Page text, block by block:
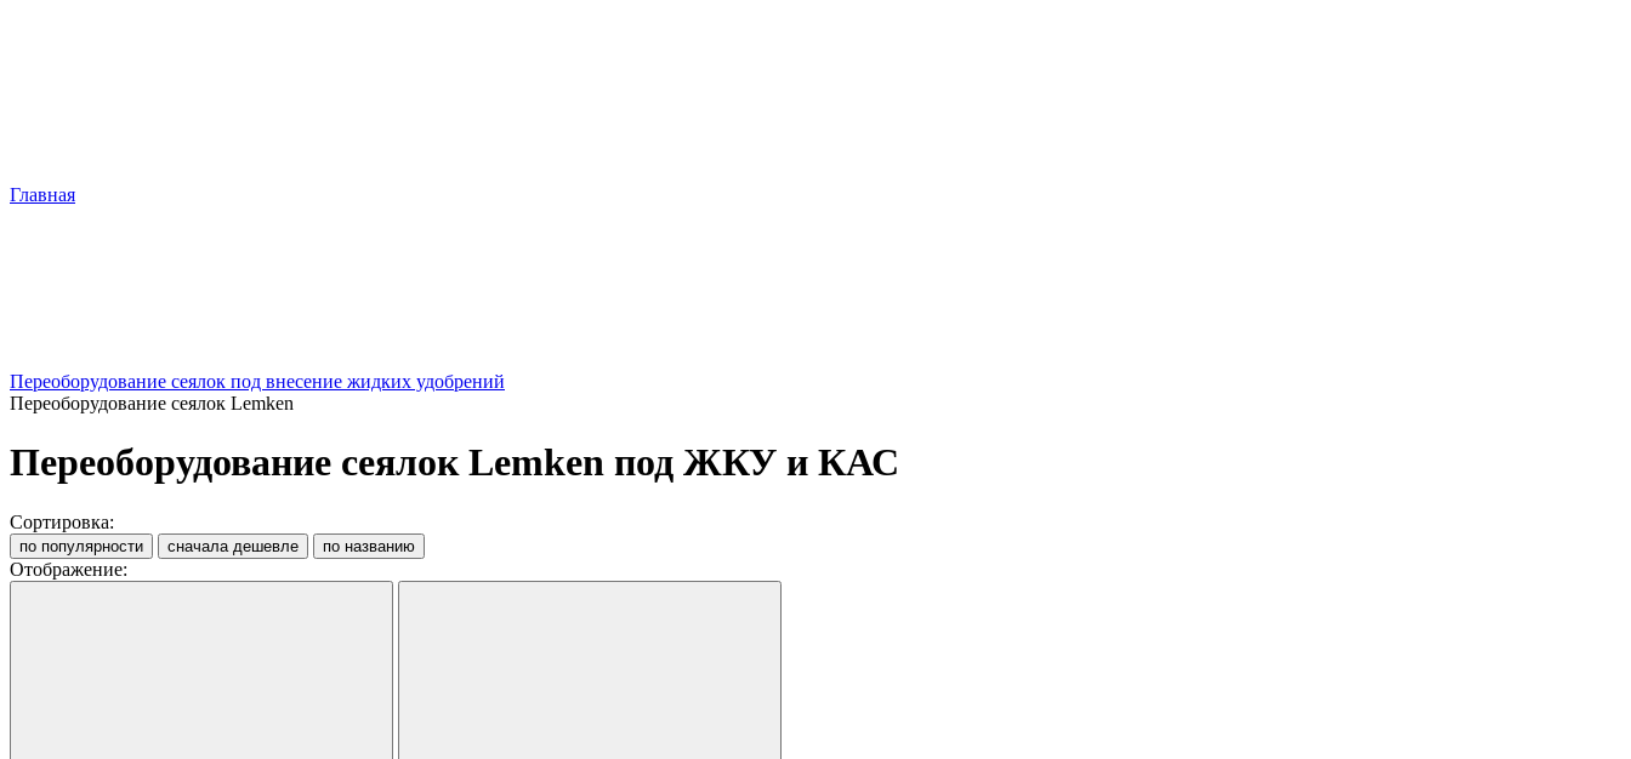
Главная
Переоборудование сеялок под внесение жидких удобрений
Переоборудование сеялок Lemken
Переоборудование сеялок Lemken под ЖКУ и КАС
Сортировка:
по популярности сначала дешевле по названию
Отображение: